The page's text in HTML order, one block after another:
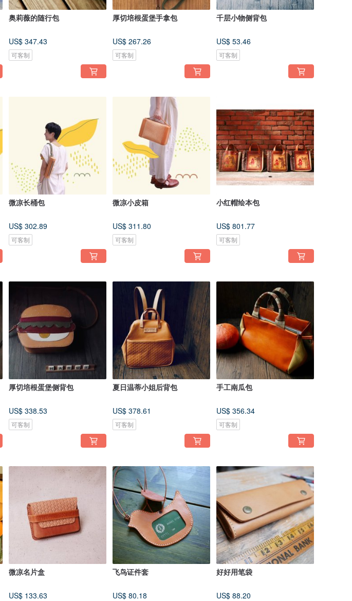
奥莉薇的随行包
US$ 347.43
可客制
厚切培根蛋堡手拿包
US$ 267.26
可客制
千层小物侧背包
US$ 53.46
可客制
微凉长桶包
US$ 302.89
可客制
微凉小皮箱
US$ 311.80
可客制
小红帽绘本包
US$ 801.77
可客制
厚切培根蛋堡侧背包
US$ 338.53
可客制
夏日温蒂小姐后背包
US$ 378.61
可客制
手工南瓜包
US$ 356.34
可客制
微凉名片盒
US$ 133.63
飞鸟证件套
US$ 80.18
好好用笔袋
US$ 88.20